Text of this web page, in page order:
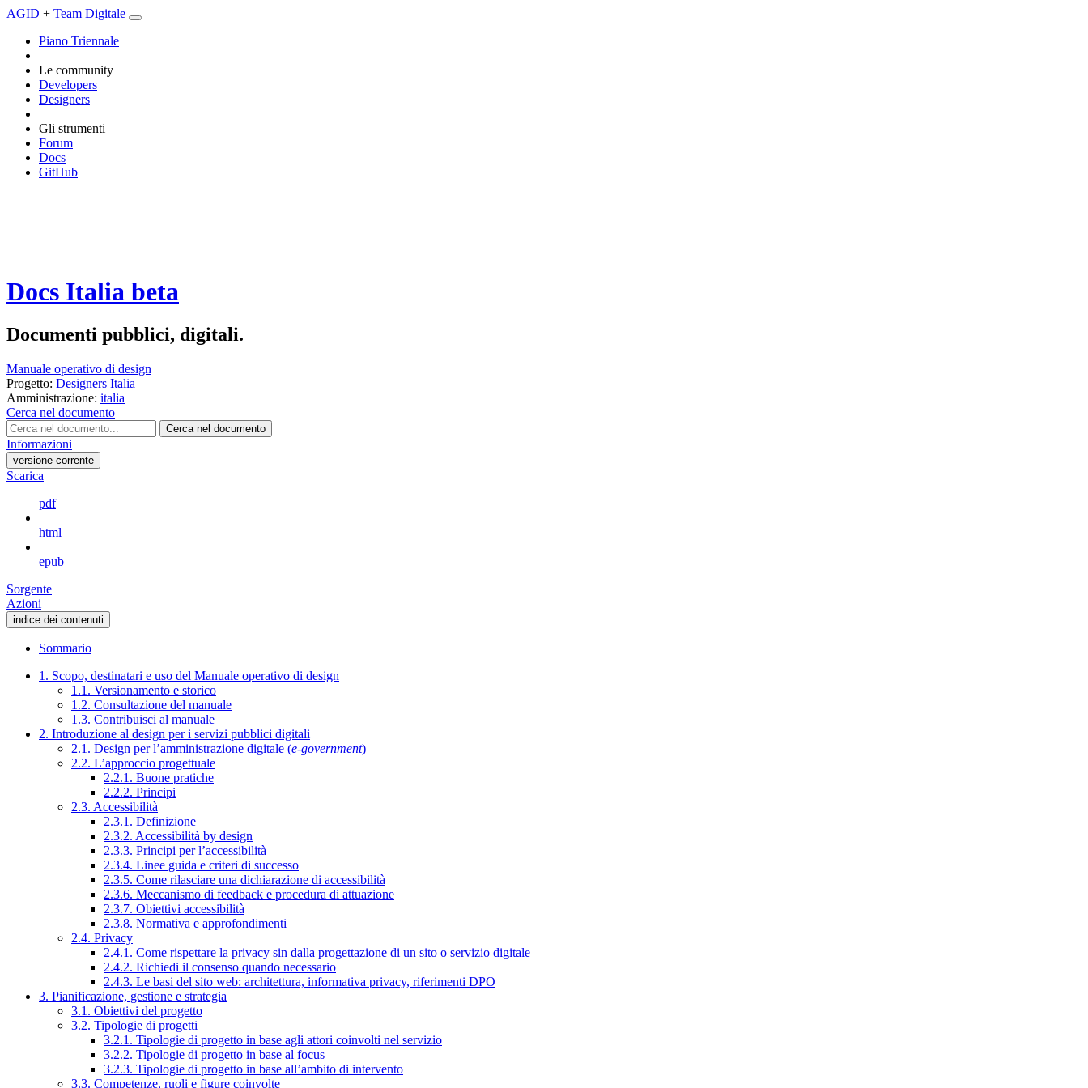
AGID + Team Digitale
Piano Triennale
Le community
Developers
Designers
Gli strumenti
Forum
Docs
GitHub
Docs Italia beta
Documenti pubblici, digitali.
Manuale operativo di design
Progetto: Designers Italia
Amministrazione: italia
Cerca nel documento
Cerca nel documento
Informazioni
versione-corrente
Scarica
pdf
html
epub
Sorgente
Azioni
indice dei contenuti
Sommario
1. Scopo, destinatari e uso del Manuale operativo di design
1.1. Versionamento e storico
1.2. Consultazione del manuale
1.3. Contribuisci al manuale
2. Introduzione al design per i servizi pubblici digitali
2.1. Design per l’amministrazione digitale (e-government)
2.2. L’approccio progettuale
2.2.1. Buone pratiche
2.2.2. Principi
2.3. Accessibilità
2.3.1. Definizione
2.3.2. Accessibilità by design
2.3.3. Principi per l’accessibilità
2.3.4. Linee guida e criteri di successo
2.3.5. Come rilasciare una dichiarazione di accessibilità
2.3.6. Meccanismo di feedback e procedura di attuazione
2.3.7. Obiettivi accessibilità
2.3.8. Normativa e approfondimenti
2.4. Privacy
2.4.1. Come rispettare la privacy sin dalla progettazione di un sito o servizio digitale
2.4.2. Richiedi il consenso quando necessario
2.4.3. Le basi del sito web: architettura, informativa privacy, riferimenti DPO
3. Pianificazione, gestione e strategia
3.1. Obiettivi del progetto
3.2. Tipologie di progetti
3.2.1. Tipologie di progetto in base agli attori coinvolti nel servizio
3.2.2. Tipologie di progetto in base al focus
3.2.3. Tipologie di progetto in base all’ambito di intervento
3.3. Competenze, ruoli e figure coinvolte